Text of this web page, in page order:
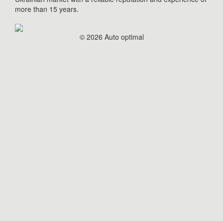
more than 15 years.
© 2026 Auto optimal